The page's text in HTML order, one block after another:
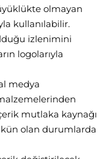
olmayan
kullanılabilir.
izlenimini
logolarıyla
medya
mutlaka kaynağı
olan durumlarda